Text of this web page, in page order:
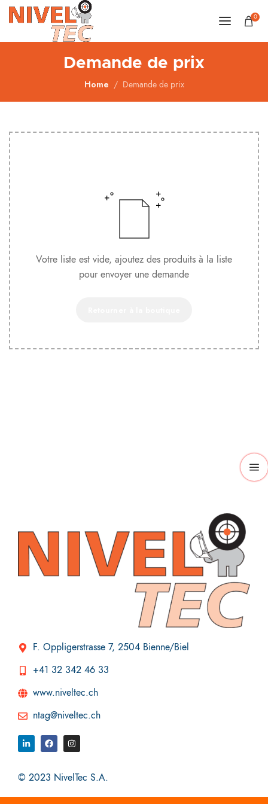
0
Demande de prix
Home Demande de prix
Votre liste est vide, ajoutez des produits à la liste
pour envoyer une demande
F. Oppligerstrasse 7, 2504 Bienne/Biel
+41 32 342 46 33
www.niveltec.ch
ntag@niveltec.ch
© 2023 NivelTec S.A.